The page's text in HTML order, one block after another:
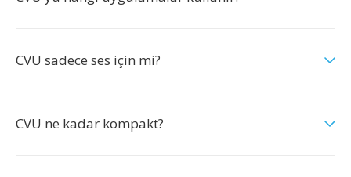
CVU sadece ses için mi?
CVU ne kadar kompakt?